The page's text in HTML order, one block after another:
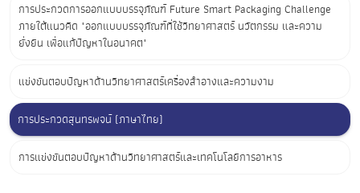
การประกวดการออกแบบบรรจุภัณฑ์ Future Smart Packaging Challenge
ภายใต้แนวคิด "ออกแบบบรรจุภัณฑ์ที่ใช้วิทยาศาสตร์ นวัตกรรม และความ
ยั่งยืน เพื่อแก้ปัญหาในอนาคต"
แข่งขันตอบปัญหาด้านวิทยาศาสตร์เครื่องสำอางและความงาม
การประกวดสุนทรพจน์ (ภาษาไทย)
การแข่งขันตอบปัญหาด้านวิทยาศาสตร์และเทคโนโลยีการอาหาร